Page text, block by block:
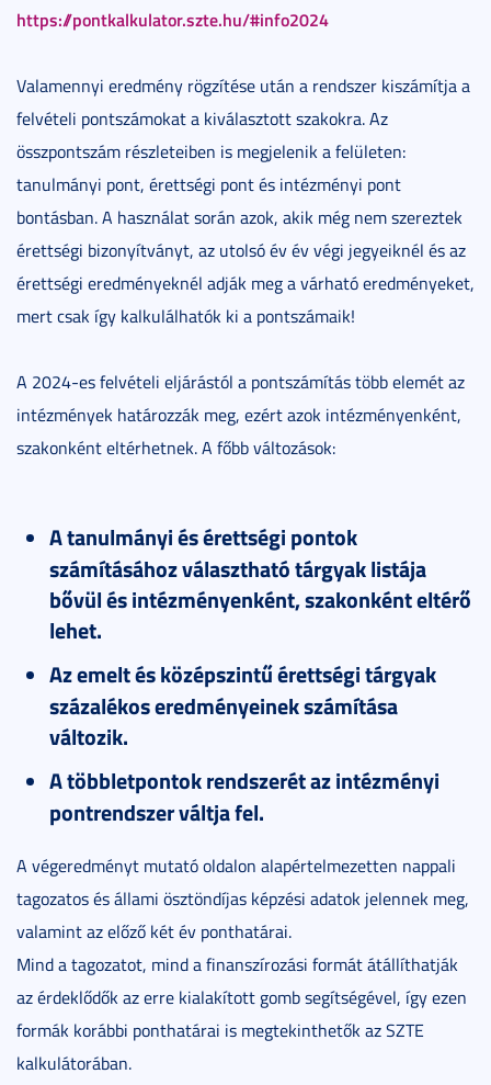
https://pontkalkulator.szte.hu/#info2024
Valamennyi eredmény rögzítése után a rendszer kiszámítja a
felvételi pontszámokat a kiválasztott szakokra. Az
összpontszám részleteiben is megjelenik a felületen:
tanulmányi pont, érettségi pont és intézményi pont
bontásban. A használat során azok, akik még nem szereztek
érettségi bizonyítványt, az utolsó év év végi jegyeiknél és az
érettségi eredményeknél adják meg a várható eredményeket,
mert csak így kalkulálhatók ki a pontszámaik!
A 2024-es felvételi eljárástól a pontszámítás több elemét az
intézmények határozzák meg, ezért azok intézményenként,
szakonként eltérhetnek. A főbb változások:
A tanulmányi és érettségi pontok
számításához választható tárgyak listája
bővül és intézményenként, szakonként eltérő
lehet.
Az emelt és középszintű érettségi tárgyak
százalékos eredményeinek számítása
változik.
A többletpontok rendszerét az intézményi
pontrendszer váltja fel.
A végeredményt mutató oldalon alapértelmezetten nappali
tagozatos és állami ösztöndíjas képzési adatok jelennek meg,
valamint az előző két év ponthatárai.
Mind a tagozatot, mind a finanszírozási formát átállíthatják
az érdeklődők az erre kialakított gomb segítségével, így ezen
formák korábbi ponthatárai is megtekinthetők az SZTE
kalkulátorában.